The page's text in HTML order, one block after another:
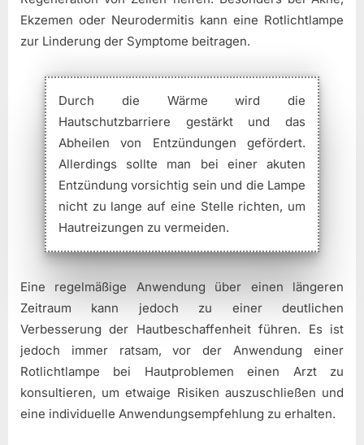
Ekzemen oder Neurodermitis kann eine Rotlichtlampe
zur Linderung der Symptome beitragen.
Durch die Wärme wird die
Hautschutzbarriere gestärkt und das
Abheilen von Entzündungen gefördert.
Allerdings sollte man bei einer akuten
Entzündung vorsichtig sein und die Lampe
nicht zu lange auf eine Stelle richten, um
Hautreizungen zu vermeiden.
Eine regelmäßige Anwendung über einen längeren
Zeitraum kann jedoch zu einer deutlichen
Verbesserung der Hautbeschaffenheit führen. Es ist
jedoch immer ratsam, vor der Anwendung einer
Rotlichtlampe bei Hautproblemen einen Arzt zu
konsultieren, um etwaige Risiken auszuschließen und
eine individuelle Anwendungsempfehlung zu erhalten.